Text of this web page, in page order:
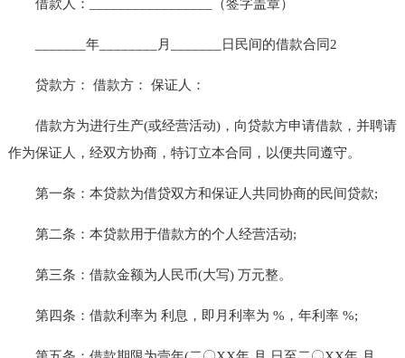
借款人：_________________（签字盖章）
_______年________月_______日 民间的借款合同2
贷款方： 借款方： 保证人：
借款方为进行生产(或经营活动)，向贷款方申请借款，并聘请
作为保证人，经双方协商，特订立本合同，以便共同遵守。
第一条：本贷款为借贷双方和保证人共同协商的民间贷款;
第二条：本贷款用于借款方的个人经营活动;
第三条：借款金额为人民币(大写) 万元整。
第四条：借款利率为 利息，即月利率为 %，年利率 %;